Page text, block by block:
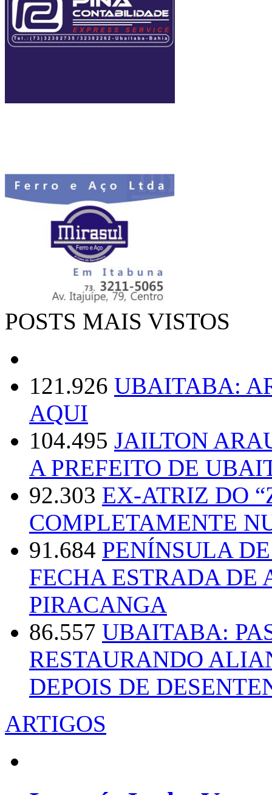
POSTS MAIS VISTOS
121.926 UBAITABA:
AQUI
104.495 JAILTON
A PREFEITO DE
92.303 EX-ATRIZ DO
COMPLETAMENTE
91.684 PENÍNSULA
FECHA ESTRADA DE
PIRACANGA
86.557 UBAITABA:
RESTAURANDO
DEPOIS DE
ARTIGOS